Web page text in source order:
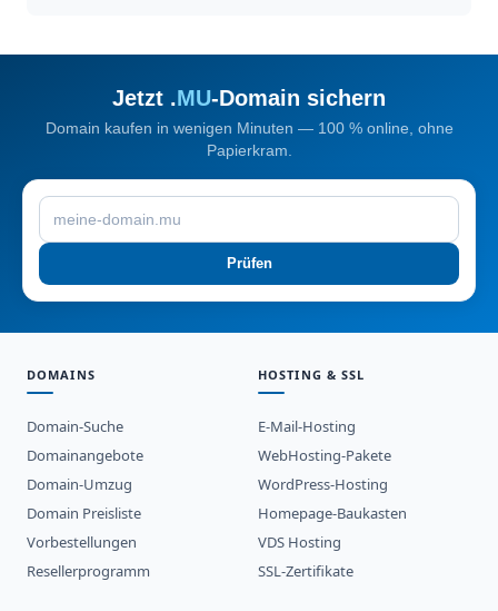
Jetzt .MU-Domain sichern
Domain kaufen in wenigen Minuten — 100 % online, ohne
Papierkram.
Prüfen
DOMAINS
Domain-Suche
Domainangebote
Domain-Umzug
Domain Preisliste
Vorbestellungen
Resellerprogramm
HOSTING & SSL
E-Mail-Hosting
WebHosting-Pakete
WordPress-Hosting
Homepage-Baukasten
VDS Hosting
SSL-Zertifikate